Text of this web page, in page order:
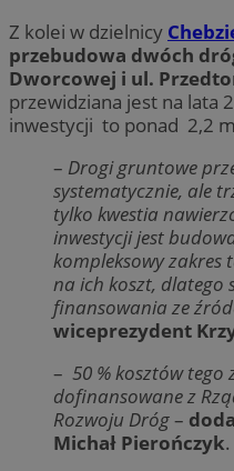
Z kolei w dzielnicy
przebudowa dwóch
Dworcowej i ul.
przewidziana jest na lata
inwestycji to ponad 2,2
– Drogi gruntowe
systematycznie, ale
tylko kwestia
inwestycji jest
kompleksowy zakres
na ich koszt, dlatego
finansowania ze
wiceprezydent
– 50 % kosztów
dofinansowane z
Rozwoju Dróg–
Michał Pierończyk.